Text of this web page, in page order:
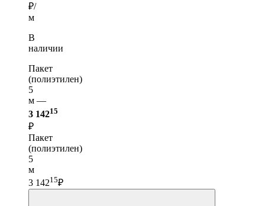
₽/
м
В
наличии
Пакет
(полиэтилен)
5
м —
3 14215
₽
Пакет
(полиэтилен)
5
м
3 14215₽